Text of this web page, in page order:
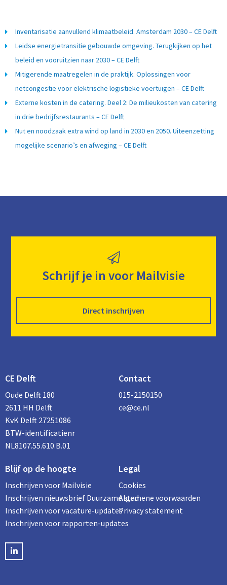
Inventarisatie aanvullend klimaatbeleid. Amsterdam 2030 – CE Delft
Leidse energietransitie gebouwde omgeving. Terugkijken op het
beleid en vooruitzien naar 2030 – CE Delft
Mitigerende maatregelen in de praktijk. Oplossingen voor
netcongestie voor elektrische logistieke voertuigen – CE Delft
Externe kosten in de catering. Deel 2: De milieukosten van catering
in drie bedrijfsrestaurants – CE Delft
Nut en noodzaak extra wind op land in 2030 en 2050. Uiteenzetting
mogelijke scenario’s en afweging – CE Delft
Schrijf je in voor Mailvisie
Direct inschrijven
CE Delft
Oude Delft 180
2611 HH Delft
KvK Delft 27251086
BTW-identificatienr
NL8107.55.610.B.01
Contact
015-2150150
ce@ce.nl
Blijf op de hoogte
Inschrijven voor Mailvisie
Inschrijven nieuwsbrief Duurzame stad
Inschrijven voor vacature-updates
Inschrijven voor rapporten-updates
LinkedIN
Legal
Cookies
Algemene voorwaarden
Privacy statement